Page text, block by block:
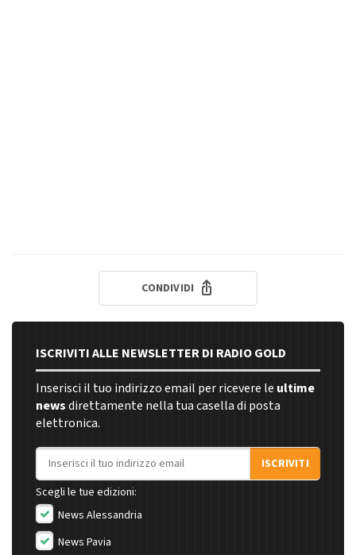
CONDIVIDI
ISCRIVITI ALLE NEWSLETTER DI RADIO GOLD
Inserisci il tuo indirizzo email per ricevere le ultime
newsdirettamente nella tua casella di posta
elettronica.
Indirizzo email
ISCRIVITI
Scegli le tue edizioni:
News Alessandria
News Pavia